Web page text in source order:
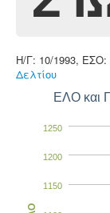
Login
Η/Γ: 10/1993, ΕΣΟ:
Δελτίου
ΕΛΟ και
1150
1200
1250